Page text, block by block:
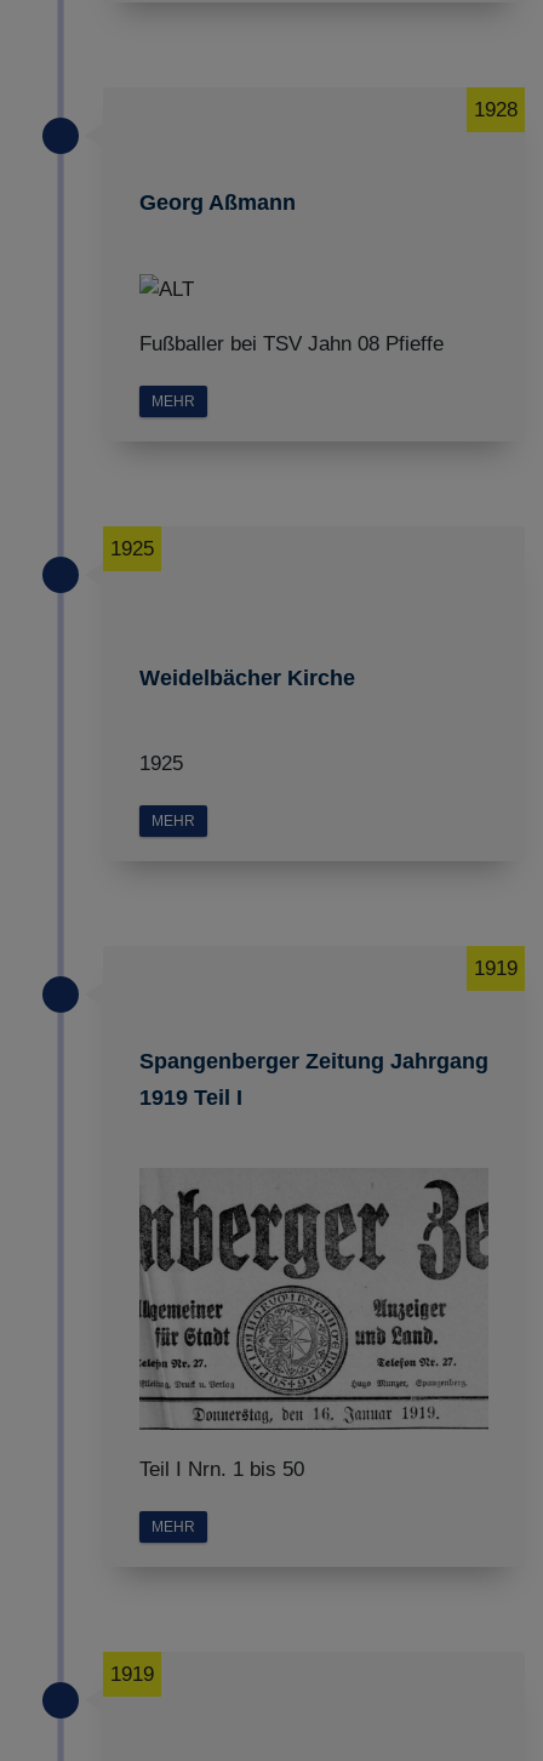
Georg Aßmann
1928
Fußballer bei TSV Jahn 08 Pfieffe
MEHR
Weidelbächer Kirche
1925
1925
MEHR
Spangenberger Zeitung Jahrgang
1919 Teil I
1919
Teil I Nrn. 1 bis 50
MEHR
1919